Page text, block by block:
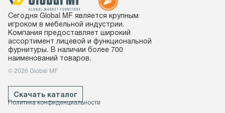
Сегодня Global MF является крупным
игроком в мебельной индустрии.
Компания предоставляет широкий
ассортимент лицевой и функциональной
фурнитуры. В наличии более 700
наименований товаров.
© 2026 Global MF
Скачать каталог
Политика конфиденциальности